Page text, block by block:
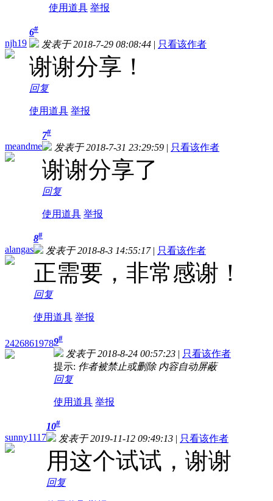
使用道具 举报
njh19
6#
发表于 2018-7-29 08:08:44 | 只看该作者
谢谢分享！
回复
使用道具 举报
meandme
7#
发表于 2018-7-31 23:29:59 | 只看该作者
谢谢分享了
回复
使用道具 举报
alangas
8#
发表于 2018-8-3 14:55:17 | 只看该作者
正需要，非常感谢！
回复
使用道具 举报
24268619789#
发表于 2018-8-24 00:57:23 | 只看该作者
提示: 作者被禁止或删除 内容自动屏蔽
回复
使用道具 举报
sunny1117
10#
发表于 2019-11-12 09:49:13 | 只看该作者
用这个试试，谢谢
回复